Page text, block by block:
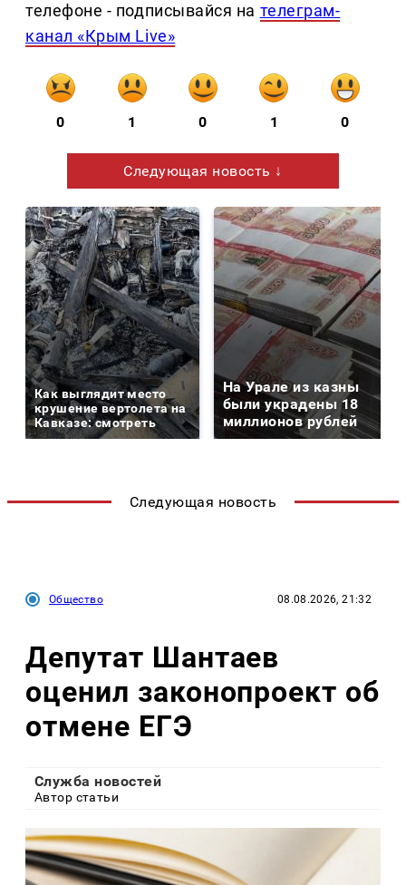
телефоне - подписывайся на телеграм-
канал «Крым Live»
0 1 0 1 0
Следующая новость ↓
Как выглядит место
крушение вертолета на
Кавказе: смотреть
На Урале из казны
были украдены 18
миллионов рублей
Следующая новость
Общество 08.08.2026, 21:32
Депутат Шантаев
оценил законопроект об
отмене ЕГЭ
Служба новостей
Автор статьи